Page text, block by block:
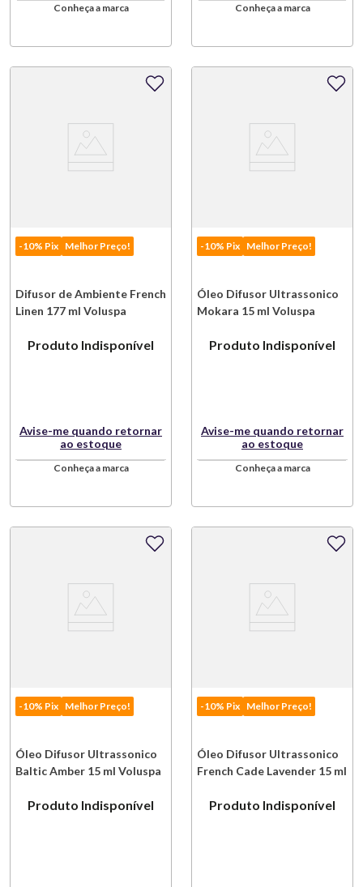
Conheça a marca Conheça a marca
-10% Pix Melhor Preço!
Difusor de Ambiente French
Linen 177 ml Voluspa
Produto Indisponível
Avise-me quando retornar
ao estoque
Conheça a marca
-10% Pix Melhor Preço!
Óleo Difusor Ultrassonico
Mokara 15 ml Voluspa
Produto Indisponível
Avise-me quando retornar
ao estoque
Conheça a marca
-10% Pix Melhor Preço!
Óleo Difusor Ultrassonico
Baltic Amber 15 ml Voluspa
Produto Indisponível
-10% Pix Melhor Preço!
Óleo Difusor Ultrassonico
French Cade Lavender 15 ml
Produto Indisponível